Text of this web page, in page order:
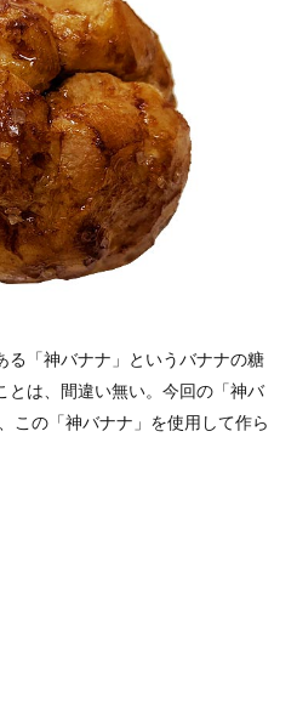
る「神バナナ」というバナナの糖
とは、間違い無い。今回の「神バ
この「神バナナ」を使用して作ら